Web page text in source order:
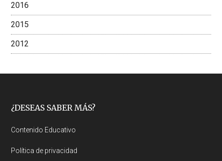
2016
2015
2012
Footer
¿DESEAS SABER MÁS?
Contenido Educativo
Política de privacidad